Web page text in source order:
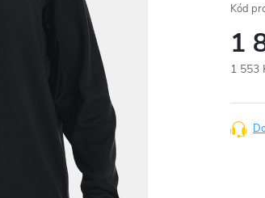
Kód
1
1 553
cena: